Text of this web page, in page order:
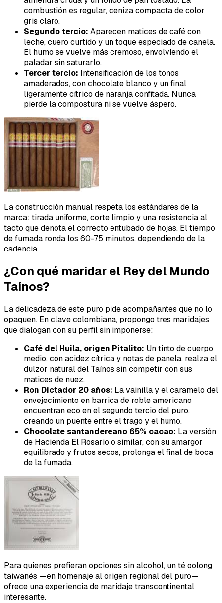
combustión es regular, ceniza compacta de color
gris claro.
Segundo tercio: Aparecen matices de café con
leche, cuero curtido y un toque especiado de canela.
El humo se vuelve más cremoso, envolviendo el
paladar sin saturarlo.
Tercer tercio: Intensificación de los tonos
amaderados, con chocolate blanco y un final
ligeramente cítrico de naranja confitada. Nunca
pierde la compostura ni se vuelve áspero.
La construcción manual respeta los estándares de la
marca: tirada uniforme, corte limpio y una resistencia al
tacto que denota el correcto entubado de hojas. El tiempo
de fumada ronda los 60-75 minutos, dependiendo de la
cadencia.
¿Con qué maridar el Rey del Mundo
Taínos?
La delicadeza de este puro pide acompañantes que no lo
opaquen. En clave colombiana, propongo tres maridajes
que dialogan con su perfil sin imponerse:
Café del Huila, origen Pitalito: Un tinto de cuerpo
medio, con acidez cítrica y notas de panela, realza el
dulzor natural del Taínos sin competir con sus
matices de nuez.
Ron Dictador 20 años: La vainilla y el caramelo del
envejecimiento en barrica de roble americano
encuentran eco en el segundo tercio del puro,
creando un puente entre el trago y el humo.
Chocolate santandereano 65% cacao: La versión
de Hacienda El Rosario o similar, con su amargor
equilibrado y frutos secos, prolonga el final de boca
de la fumada.
Para quienes prefieran opciones sin alcohol, un té oolong
taiwanés —en homenaje al origen regional del puro—
ofrece una experiencia de maridaje transcontinental
interesante.